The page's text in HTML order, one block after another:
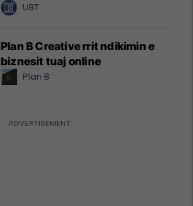
UBT
Plan B Creative rrit ndikimin e
biznesit tuaj online
Plan B